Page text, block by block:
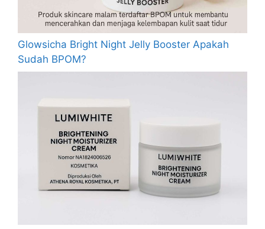
Glowsicha Bright Night Jelly Booster Apakah
Sudah BPOM?